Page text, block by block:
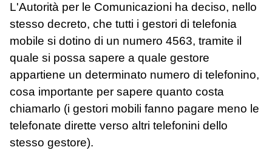
L'Autorità per le Comunicazioni ha deciso, nello
stesso decreto, che tutti i gestori di telefonia
mobile si dotino di un numero 4563, tramite il
quale si possa sapere a quale gestore
appartiene un determinato numero di telefonino,
cosa importante per sapere quanto costa
chiamarlo (i gestori mobili fanno pagare meno le
telefonate dirette verso altri telefonini dello
stesso gestore).